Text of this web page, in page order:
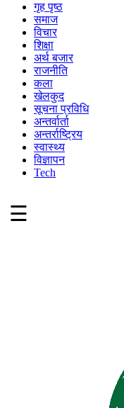
गृह पृष्ठ
समाज
विचार
शिक्षा
अर्थ बजार
राजनीति
कला
खेलकुद
सूचना प्रविधि
अन्तर्वार्ता
अन्तर्राष्ट्रिय
स्वास्थ्य
विज्ञापन
Tech
☰